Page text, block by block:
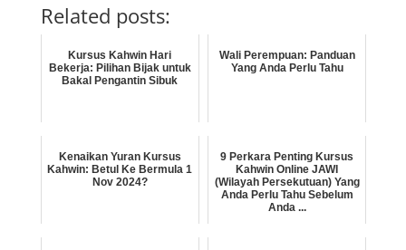
Related posts:
Kursus Kahwin Hari
Bekerja: Pilihan Bijak untuk
Bakal Pengantin Sibuk
Wali Perempuan: Panduan
Yang Anda Perlu Tahu
Kenaikan Yuran Kursus
Kahwin: Betul Ke Bermula 1
Nov 2024?
9 Perkara Penting Kursus
Kahwin Online JAWI
(Wilayah Persekutuan) Yang
Anda Perlu Tahu Sebelum
Anda ...